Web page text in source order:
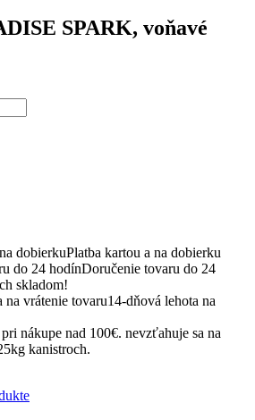
SPARK, voňavé
Platba kartou a na dobierku
Doručenie tovaru do 24
skladom!
14-dňová lehota na
nákupe nad 100€. nevzťahuje sa na
kanistroch.